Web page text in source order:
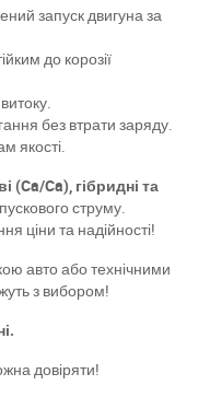
запуск двигуна за
до корозії
без втрати заряду.
якості.
(Ca/Ca), гібридні та
струму.
ціни та надійності!
авто або технічними
з вибором!
довіряти!